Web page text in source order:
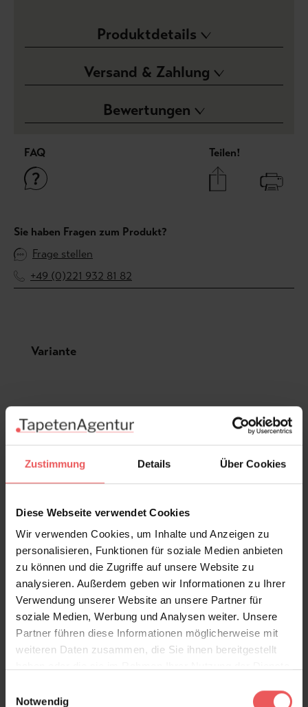
Zustimmung Details Über Cookies
Diese Webseite verwendet Cookies
Wir verwenden Cookies, um Inhalte und Anzeigen zu
personalisieren, Funktionen für soziale Medien anbieten
zu können und die Zugriffe auf unsere Website zu
analysieren. Außerdem geben wir Informationen zu Ihrer
Verwendung unserer Website an unsere Partner für
soziale Medien, Werbung und Analysen weiter. Unsere
Partner führen diese Informationen möglicherweise mit
weiteren Daten zusammen, die Sie ihnen bereitgestellt
Notwendig
Produktdetails
Versand & Zahlung
Bewertungen
FAQ Teilen!
Sie haben Fragen zum Produkt?
Frage stellen
+49 (0)221 932 81 82
Produktgalerie überspringen
Variante
59,00 €